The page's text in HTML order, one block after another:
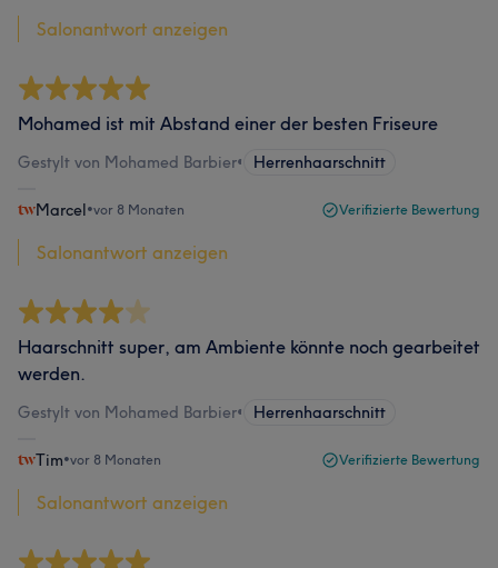
Salonantwort anzeigen
Mohamed ist mit Abstand einer der besten Friseure
Gestylt von Mohamed Barbier• Herrenhaarschnitt
Marcel•vor 8 Monaten Verifizierte Bewertung
Salonantwort anzeigen
Haarschnitt super, am Ambiente könnte noch gearbeitet
werden.
Gestylt von Mohamed Barbier• Herrenhaarschnitt
Tim•vor 8 Monaten Verifizierte Bewertung
Salonantwort anzeigen